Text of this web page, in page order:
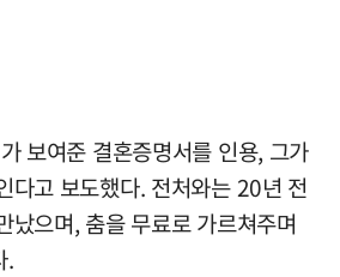
보여준 결혼증명서를 인용, 그가
다고 보도했다. 전처와는 20년 전
났으며, 춤을 무료로 가르쳐주며
.